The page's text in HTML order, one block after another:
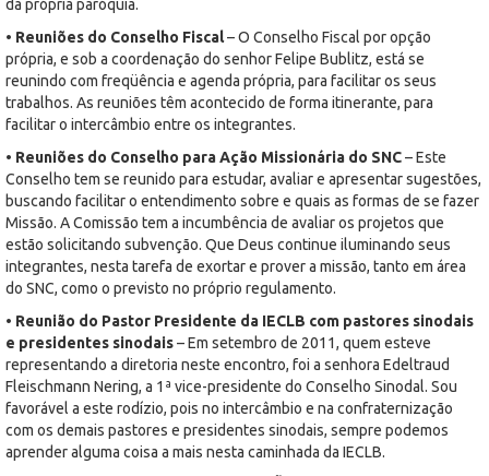
da própria paróquia.
• Reuniões do Conselho Fiscal– O Conselho Fiscal por opção
própria, e sob a coordenação do senhor Felipe Bublitz, está se
reunindo com freqüência e agenda própria, para facilitar os seus
trabalhos. As reuniões têm acontecido de forma itinerante, para
facilitar o intercâmbio entre os integrantes.
• Reuniões do Conselho para Ação Missionária do SNC– Este
Conselho tem se reunido para estudar, avaliar e apresentar sugestões,
buscando facilitar o entendimento sobre e quais as formas de se fazer
Missão. A Comissão tem a incumbência de avaliar os projetos que
estão solicitando subvenção. Que Deus continue iluminando seus
integrantes, nesta tarefa de exortar e prover a missão, tanto em área
do SNC, como o previsto no próprio regulamento.
• Reunião do Pastor Presidente da IECLB com pastores sinodais
e presidentes sinodais– Em setembro de 2011, quem esteve
representando a diretoria neste encontro, foi a senhora Edeltraud
Fleischmann Nering, a 1ª vice-presidente do Conselho Sinodal. Sou
favorável a este rodízio, pois no intercâmbio e na confraternização
com os demais pastores e presidentes sinodais, sempre podemos
aprender alguma coisa a mais nesta caminhada da IECLB.